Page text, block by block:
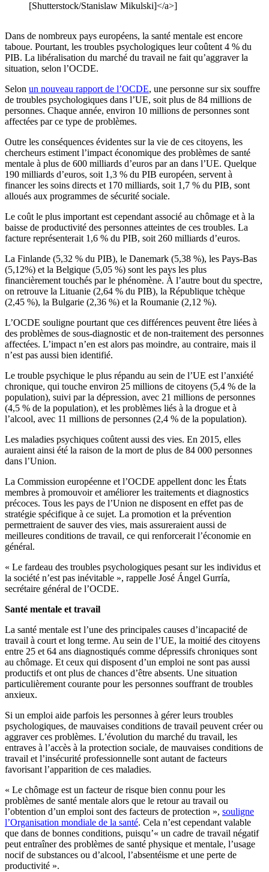
[Shutterstock/Stanislaw Mikulski]</a>]
Dans de nombreux pays européens, la santé mentale est encore
taboue. Pourtant, les troubles psychologiques leur coûtent 4 % du
PIB. La libéralisation du marché du travail ne fait qu’aggraver la
situation, selon l’OCDE.
Selon un nouveau rapport de l’OCDE, une personne sur six souffre
de troubles psychologiques dans l’UE, soit plus de 84 millions de
personnes. Chaque année, environ 10 millions de personnes sont
affectées par ce type de problèmes.
Outre les conséquences évidentes sur la vie de ces citoyens, les
chercheurs estiment l’impact économique des problèmes de santé
mentale à plus de 600 milliards d’euros par an dans l’UE. Quelque
190 milliards d’euros, soit 1,3 % du PIB européen, servent à
financer les soins directs et 170 milliards, soit 1,7 % du PIB, sont
alloués aux programmes de sécurité sociale.
Le coût le plus important est cependant associé au chômage et à la
baisse de productivité des personnes atteintes de ces troubles. La
facture représenterait 1,6 % du PIB, soit 260 milliards d’euros.
La Finlande (5,32 % du PIB), le Danemark (5,38 %), les Pays-Bas
(5,12%) et la Belgique (5,05 %) sont les pays les plus
financièrement touchés par le phénomène. À l’autre bout du spectre,
on retrouve la Lituanie (2,64 % du PIB), la République tchèque
(2,45 %), la Bulgarie (2,36 %) et la Roumanie (2,12 %).
L’OCDE souligne pourtant que ces différences peuvent être liées à
des problèmes de sous-diagnostic et de non-traitement des personnes
affectées. L’impact n’en est alors pas moindre, au contraire, mais il
n’est pas aussi bien identifié.
Le trouble psychique le plus répandu au sein de l’UE est l’anxiété
chronique, qui touche environ 25 millions de citoyens (5,4 % de la
population), suivi par la dépression, avec 21 millions de personnes
(4,5 % de la population), et les problèmes liés à la drogue et à
l’alcool, avec 11 millions de personnes (2,4 % de la population).
Les maladies psychiques coûtent aussi des vies. En 2015, elles
auraient ainsi été la raison de la mort de plus de 84 000 personnes
dans l’Union.
La Commission européenne et l’OCDE appellent donc les États
membres à promouvoir et améliorer les traitements et diagnostics
précoces. Tous les pays de l’Union ne disposent en effet pas de
stratégie spécifique à ce sujet. La promotion et la prévention
permettraient de sauver des vies, mais assureraient aussi de
meilleures conditions de travail, ce qui renforcerait l’économie en
général.
« Le fardeau des troubles psychologiques pesant sur les individus et
la société n’est pas inévitable », rappelle José Ángel Gurría,
secrétaire général de l’OCDE.
Santé mentale et travail
La santé mentale est l’une des principales causes d’incapacité de
travail à court et long terme. Au sein de l’UE, la moitié des citoyens
entre 25 et 64 ans diagnostiqués comme dépressifs chroniques sont
au chômage. Et ceux qui disposent d’un emploi ne sont pas aussi
productifs et ont plus de chances d’être absents. Une situation
particulièrement courante pour les personnes souffrant de troubles
anxieux.
Si un emploi aide parfois les personnes à gérer leurs troubles
psychologiques, de mauvaises conditions de travail peuvent créer ou
aggraver ces problèmes. L’évolution du marché du travail, les
entraves à l’accès à la protection sociale, de mauvaises conditions de
travail et l’insécurité professionnelle sont autant de facteurs
favorisant l’apparition de ces maladies.
« Le chômage est un facteur de risque bien connu pour les
problèmes de santé mentale alors que le retour au travail ou
l’obtention d’un emploi sont des facteurs de protection », souligne
l’Organisation mondiale de la santé. Cela n’est cependant valable
que dans de bonnes conditions, puisqu’« un cadre de travail négatif
peut entraîner des problèmes de santé physique et mentale, l’usage
nocif de substances ou d’alcool, l’absentéisme et une perte de
productivité ».